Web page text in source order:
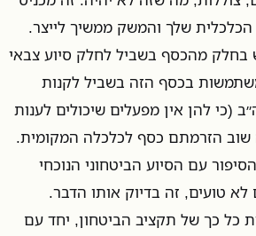
שלך והמשק ממשיך לייצר.
מהכסף בשביל לחלק סיוע צבאי
בכסף הזה בשביל לקנות
(כי להן אין מפעלים שיכולים לענות
שוב הזרמתם כסף לכלכלה המקומית.
עם הסיוע הביטחוני הנוכחי
טועים, זה בדיוק אותו הדבר.
כל כך של תקציב הביטחון, יחד עם